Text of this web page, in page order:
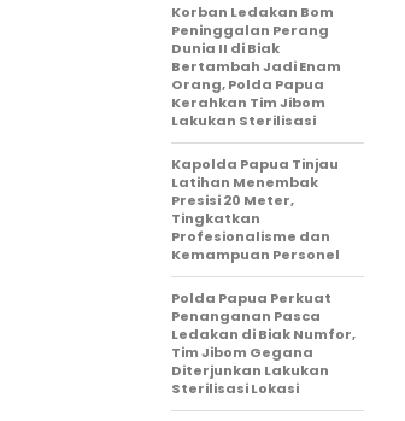
Korban Ledakan Bom
Peninggalan Perang
Dunia II di Biak
Bertambah Jadi Enam
Orang, Polda Papua
Kerahkan Tim Jibom
Lakukan Sterilisasi
Kapolda Papua Tinjau
Latihan Menembak
Presisi 20 Meter,
Tingkatkan
Profesionalisme dan
Kemampuan Personel
Polda Papua Perkuat
Penanganan Pasca
Ledakan di Biak Numfor,
Tim Jibom Gegana
Diterjunkan Lakukan
Sterilisasi Lokasi